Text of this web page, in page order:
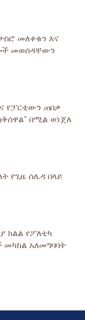
መለቀቁን እና
መወሰዳቸውን
የፓርቲውን ጠበቃ
በሚል ወነጀለ
የጊዜ ሰሌዳ በላይ
ክልል የፖለቲካ
አለመግባባት